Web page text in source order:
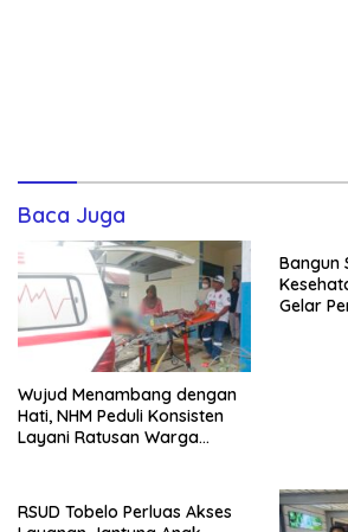
Baca Juga
Wujud Menambang dengan
Hati, NHM Peduli Konsisten
Layani Ratusan Warga
Bangun
Gelar
RSUD Tobelo Perluas Akses